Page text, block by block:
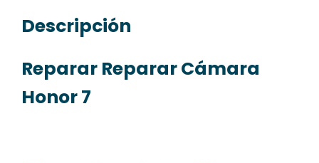
Descripción
Reparar Reparar Cámara
Honor 7